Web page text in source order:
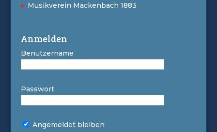
Musikverein Mackenbach 1883
Anmelden
Benutzername
Passwort
Angemeldet bleiben